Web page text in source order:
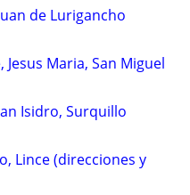
de Lurigancho
Jesus Maria, San Miguel
Isidro, Surquillo
Lince (direcciones y